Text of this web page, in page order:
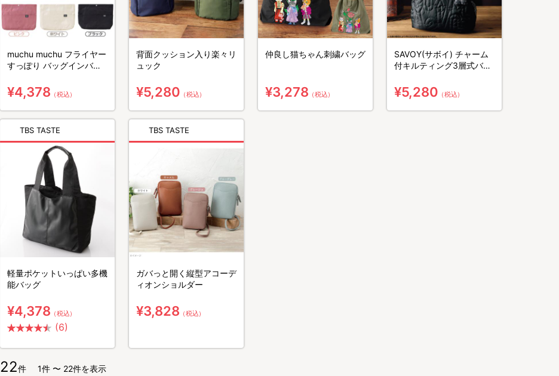
muchu muchu フライヤー
すっぽり バッグインバッ
¥4,378 （税込）
背面クッション入り楽々リ
ュック
¥5,280 （税込）
仲良し猫ちゃん刺繍バッグ
¥3,278 （税込）
SAVOY(サボイ) チャーム
付キルティング3層式バッ
¥5,280 （税込）
TBS TASTE
軽量ポケットいっぱい多機
能バッグ
¥4,378 （税込）
(6)
TBS TASTE
ガバっと開く縦型アコーデ
ィオンショルダー
¥3,828 （税込）
22件 1件 〜 22件を表示